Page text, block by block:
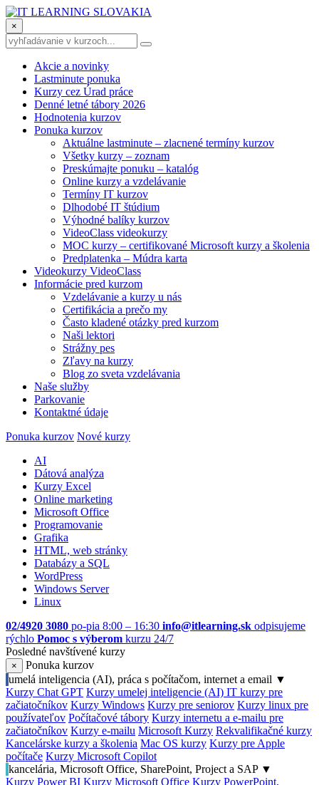
×
Akcie a novinky
Lastminute ponuka
Kurzy cez Úrad práce
Denné letné tábory 2026
Hodnotenia kurzov
Ponuka kurzov
Aktuálne lastminute – zlacnené termíny kurzov
Všetky kurzy – zoznam
Preskúmajte ponuku – katalóg
Online kurzy a vzdelávanie
Termíny IT kurzov
Dlhodobé IT štúdium
Výhodné balíky kurzov
VideoClass videokurzy
MOC kurzy – certifikované Microsoft kurzy a školenia
Predplatenka – Múdra karta
Videokurzy VideoClass
Informácie pred kurzom
Vzdelávanie a kurzy u nás
Certifikácia a prečo my
Často kladené otázky pred kurzom
Naši lektori
Strážny pes
Zľavy na kurzy
Blog zo sveta vzdelávania
Naše služby
Parkovanie
Kontaktné údaje
Ponuka kurzov Nové kurzy
AI
Dátová analýza
Kurzy Excel
Online marketing
Microsoft Office
Programovanie
Grafika
HTML, web stránky
Databázy a SQL
WordPress
Windows Server
Linux
02/4920 3080 po-pia 8:00 – 16:30 info@itlearning.sk odpisujeme
rýchlo Pomoc s výberom kurzu 24/7
Posledné navštívené kurzy
×
Ponuka kurzov
umelá inteligencia (AI), práca s počítačom, internet a email ▼
Kurzy Chat GPT Kurzy umelej inteligencie (AI) IT kurzy pre
začiatočníkov Kurzy Windows Kurzy pre seniorov Kurzy linux pre
používateľov Počítačové tábory Kurzy internetu a e-mailu pre
začiatočníkov Kurzy e-mailu Microsoft Kurzy Rekvalifikačné kurzy
Kancelárske kurzy a školenia Mac OS kurzy Kurzy pre Apple
počítače Kurzy Microsoft Copilot
kancelária, Microsoft Office, SharePoint, Project a SAP ▼
Kurzy Power BI Kurzy Microsoft Office Kurzy PowerPoint,